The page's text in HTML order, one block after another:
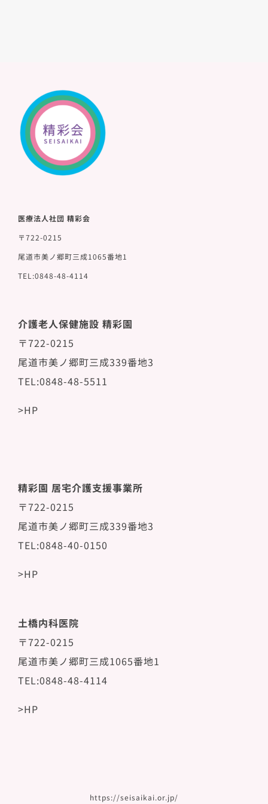
医療法人社団 精彩会
〒722-0215
尾道市美ノ郷町三成1065番地1
TEL:0848-48-4114
介護老人保健施設 精彩園
〒722-0215
尾道市美ノ郷町三成339番地3
TEL:0848-48-5511
>HP
精彩園 居宅介護支援事業所
〒722-0215
尾道市美ノ郷町三成339番地3
TEL:0848-40-0150
>HP
土橋内科医院
〒722-0215
尾道市美ノ郷町三成1065番地1
TEL:0848-48-4114
>HP
https://seisaikai.or.jp/